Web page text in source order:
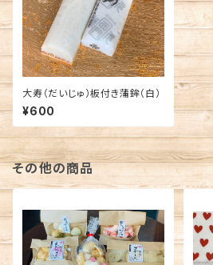
大寿（だいじゅ）板付き蒲鉾（白）
¥600
その他の商品